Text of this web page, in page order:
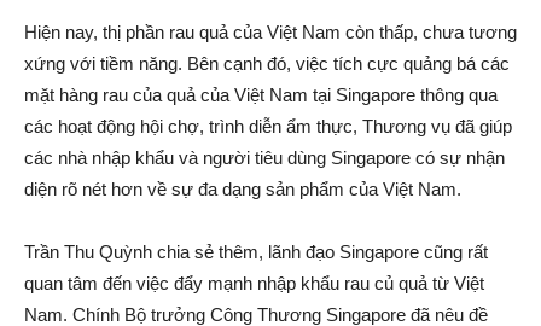
Hiện nay, thị phần rau quả của Việt Nam còn thấp, chưa tương
xứng với tiềm năng. Bên cạnh đó, việc tích cực quảng bá các
mặt hàng rau của quả của Việt Nam tại Singapore thông qua
các hoạt động hội chợ, trình diễn ẩm thực, Thương vụ đã giúp
các nhà nhập khẩu và người tiêu dùng Singapore có sự nhận
diện rõ nét hơn về sự đa dạng sản phẩm của Việt Nam.
Trần Thu Quỳnh chia sẻ thêm, lãnh đạo Singapore cũng rất
quan tâm đến việc đẩy mạnh nhập khẩu rau củ quả từ Việt
Nam. Chính Bộ trưởng Công Thương Singapore đã nêu đề